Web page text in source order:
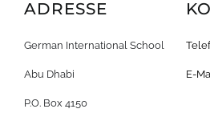
ADRESSE
German International School
Abu Dhabi
P.O. Box 4150
E-